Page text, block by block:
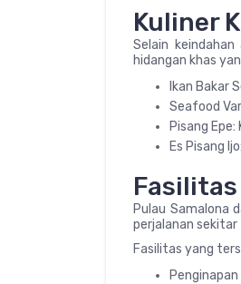
Kuliner
Selain
hidangan khas
Ikan Bakar
Seafood
Pisang
Es Pisang
Fasilitas
Pulau Samalona
perjalanan sekitar
Fasilitas yang